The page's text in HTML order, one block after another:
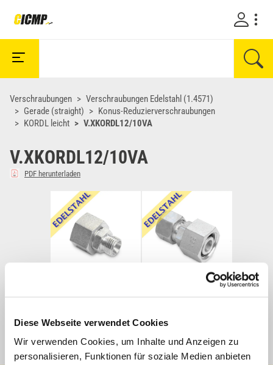
Diese Webseite verwendet Cookies
Wir verwenden Cookies, um Inhalte und Anzeigen zu
personalisieren, Funktionen für soziale Medien anbieten
Verschraubungen
Verschraubungen Edelstahl (1.4571)
Gerade (straight)
Konus-Reduzierverschraubungen
KORDL leicht
V.XKORDL12/10VA
V.XKORDL12/10VA
PDF herunterladen
XRED Konus-Reduzierverschraubung Edelstahl